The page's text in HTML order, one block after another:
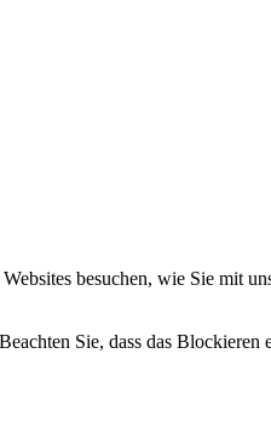
besuchen, wie Sie mit
Sie, dass das